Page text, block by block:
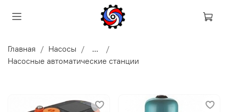
Главная Насосы
...
Насосные автоматические станции